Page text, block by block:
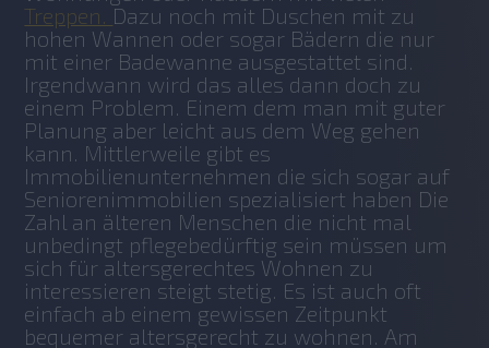
Treppen. Dazu noch mit Duschen mit zu
hohen Wannen oder sogar Bädern die nur
mit einer Badewanne ausgestattet sind.
Irgendwann wird das alles dann doch zu
einem Problem. Einem dem man mit guter
Planung aber leicht aus dem Weg gehen
kann. Mittlerweile gibt es
Immobilienunternehmen die sich sogar auf
Seniorenimmobilien spezialisiert haben Die
Zahl an älteren Menschen die nicht mal
unbedingt pflegebedürftig sein müssen um
sich für altersgerechtes Wohnen zu
interessieren steigt stetig. Es ist auch oft
einfach ab einem gewissen Zeitpunkt
bequemer altersgerecht zu wohnen. Am